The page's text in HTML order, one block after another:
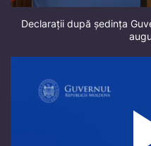
Declarații după ședința